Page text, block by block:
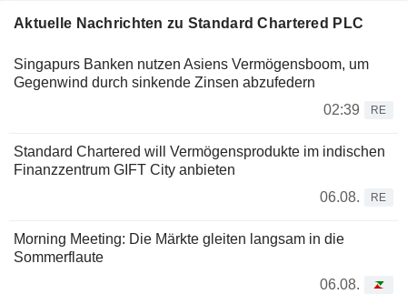
Aktuelle Nachrichten zu Standard Chartered PLC
Singapurs Banken nutzen Asiens Vermögensboom, um
Gegenwind durch sinkende Zinsen abzufedern
02:39
RE
Standard Chartered will Vermögensprodukte im indischen
Finanzzentrum GIFT City anbieten
06.08.
RE
Morning Meeting: Die Märkte gleiten langsam in die
Sommerflaute
06.08.